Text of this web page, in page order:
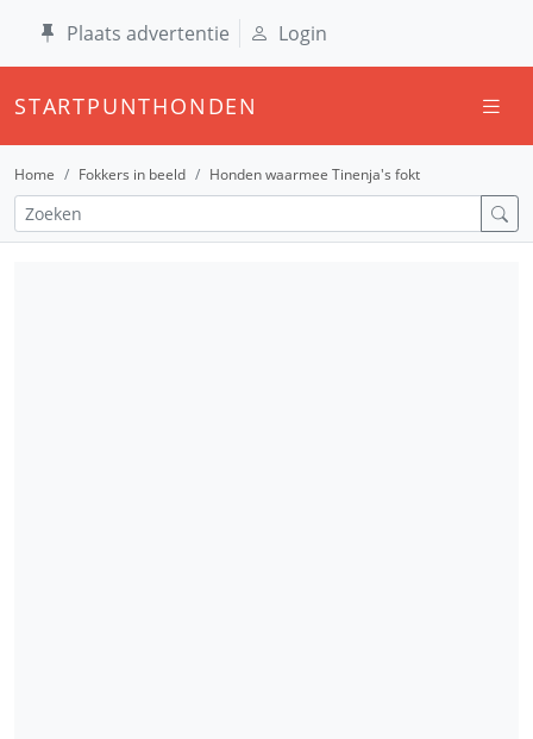
Plaats advertentie Login
STARTPUNTHONDEN
Home Fokkers in beeld Honden waarmee Tinenja's fokt